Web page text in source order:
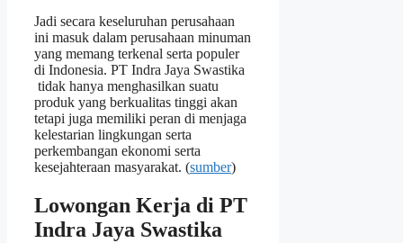
Jadi secara keseluruhan perusahaan
ini masuk dalam perusahaan minuman
yang memang terkenal serta populer
di Indonesia. PT Indra Jaya Swastika
tidak hanya menghasilkan suatu
produk yang berkualitas tinggi akan
tetapi juga memiliki peran di menjaga
kelestarian lingkungan serta
perkembangan ekonomi serta
kesejahteraan masyarakat. (sumber)
Lowongan Kerja di PT
Indra Jaya Swastika